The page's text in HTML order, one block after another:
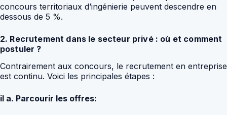
concours territoriaux d’ingénierie peuvent descendre en
dessous de 5 %.
2. Recrutement dans le secteur privé : où et comment
postuler ?
Contrairement aux concours, le recrutement en entreprise
est continu. Voici les principales étapes :
il a. Parcourir les offres: